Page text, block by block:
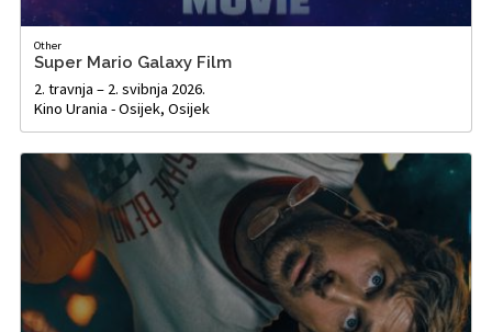
Other
Super Mario Galaxy Film
2. travnja – 2. svibnja 2026.
Kino Urania - Osijek, Osijek